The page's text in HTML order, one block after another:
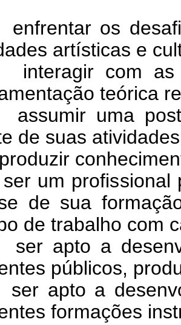
os
artísticas e
com as
teórica
uma
de suas
um profissional
de sua
de trabalho com
apto a
públicos,
apto a
formações